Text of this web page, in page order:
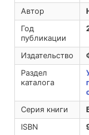
Автор
Год
публикации
Издательство
Раздел
каталога
Серия книги
ISBN